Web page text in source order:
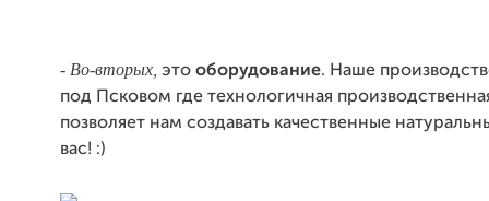
- Во-вторых это оборудование. Наше
под Псковом где технологичная
позволяет нам создавать качественные
вас! :)